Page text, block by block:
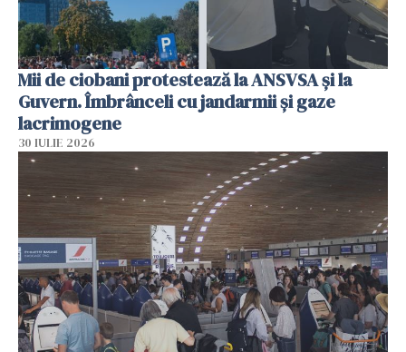
Mii de ciobani protestează la ANSVSA și la
Guvern. Îmbrânceli cu jandarmii și gaze
lacrimogene
30 IULIE 2026